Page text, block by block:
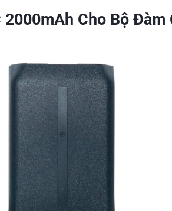
Cho Bộ Đàm